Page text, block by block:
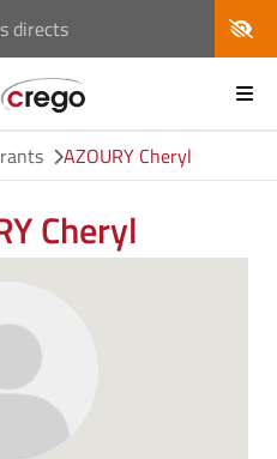
directs
AZOURY Cheryl
Cheryl